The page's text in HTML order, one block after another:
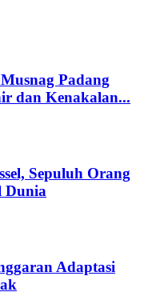
Padang
dan Kenakalan...
Sepuluh Orang
Dunia
Adaptasi